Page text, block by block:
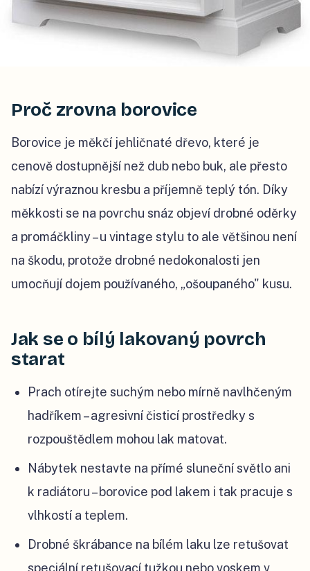
Proč zrovna borovice
Borovice je měkčí jehličnaté dřevo, které je
cenově dostupnější než dub nebo buk, ale přesto
nabízí výraznou kresbu a příjemně teplý tón. Díky
měkkosti se na povrchu snáz objeví drobné oděrky
a promáčkliny – u vintage stylu to ale většinou není
na škodu, protože drobné nedokonalosti jen
umocňují dojem používaného, „ošoupaného" kusu.
Jak se o bílý lakovaný povrch
starat
Prach otírejte suchým nebo mírně navlhčeným
hadříkem – agresivní čisticí prostředky s
rozpouštědlem mohou lak matovat.
Nábytek nestavte na přímé sluneční světlo ani
k radiátoru – borovice pod lakem i tak pracuje s
vlhkostí a teplem.
Drobné škrábance na bílém laku lze retušovat
speciální retušovací tužkou nebo voskem v